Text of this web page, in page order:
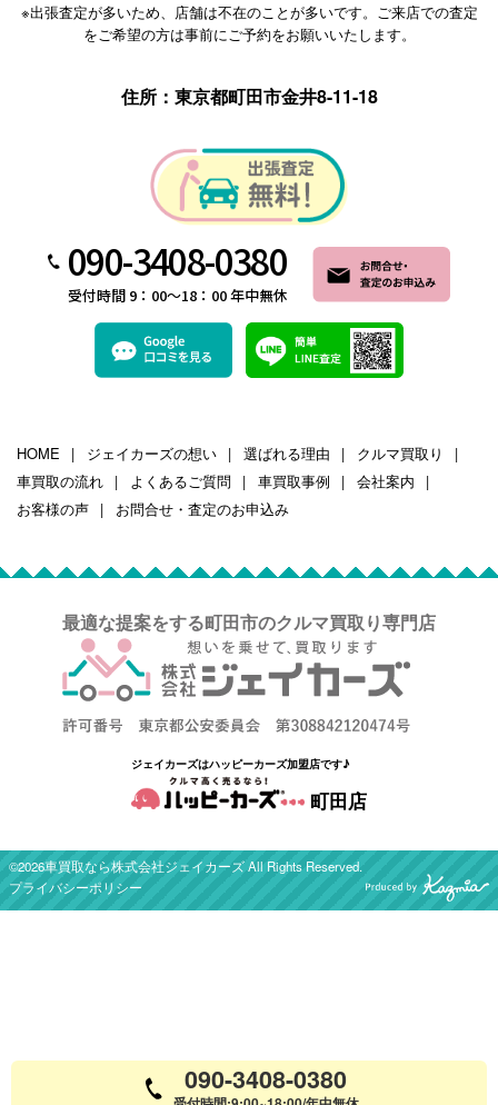
※出張査定が多いため、店舗は不在のことが多いです。ご来店での査定
をご希望の方は事前にご予約をお願いいたします。
住所：東京都町田市金井8-11-18
090-3408-0380
受付時間 9：00～18：00 年中無休
HOME ジェイカーズの想い 選ばれる理由
クルマ買取り
車買取の流れ
よくあるご質問 車買取事例
会社案内
お客様の声
お問合せ・査定のお申込み
最適な提案をする町田市のクルマ買取り専門店
ジェイカーズはハッピーカーズ加盟店です♪
町田店
©2026車買取なら株式会社ジェイカーズ All Rights Reserved.
プライバシーポリシー
090-3408-0380